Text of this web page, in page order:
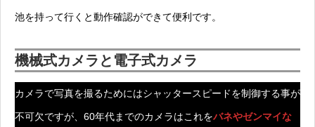
池を持って行くと動作確認ができて便利です。
機械式カメラと電子式カメラ
カメラで写真を撮るためにはシャッタースピードを制御する事が
不可欠ですが、60年代までのカメラはこれをバネやゼンマイな